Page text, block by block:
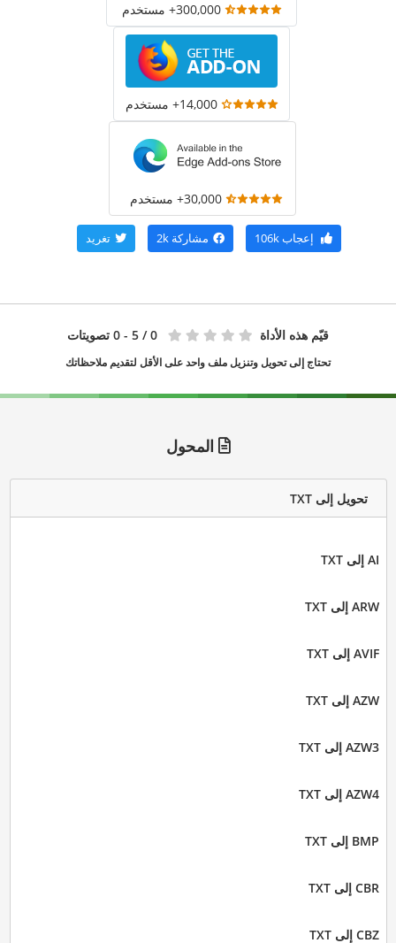
300,000+ مستخدم
14,000+ مستخدم
30,000+ مستخدم
إعجاب106k مشاركة 2k تغريد
قيّم هذه الأداة 0 / 5 - 0 تصويتات
تحتاج إلى تحويل وتنزيل ملف واحد على الأقل لتقديم ملاحظاتك
المحول
تحويل إلى TXT
AI إلى TXT
ARW إلى TXT
AVIF إلى TXT
AZW إلى TXT
AZW3 إلى TXT
AZW4 إلى TXT
BMP إلى TXT
CBR إلى TXT
CBZ إلى TXT